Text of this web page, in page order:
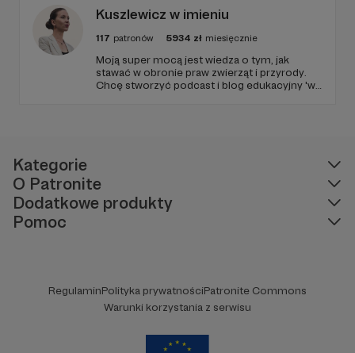
Kuszlewicz w imieniu
117 patronów 5934 zł miesięcznie
Moją super mocą jest wiedza o tym, jak
stawać w obronie praw zwierząt i przyrody.
Chcę stworzyć podcast i blog edukacyjny 'w
Kategorie
O Patronite
Dodatkowe produkty
Pomoc
RegulaminPolityka prywatnościPatronite Commons
Warunki korzystania z serwisu